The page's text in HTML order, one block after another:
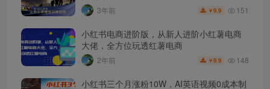
3年前 ￥9.9 151
小红书电商进阶版，从新人进阶小红薯电商
大佬，全方位玩透红薯电商
2年前 ￥9.9 148
小红书三个月涨粉10W，AI英语视频0成本制